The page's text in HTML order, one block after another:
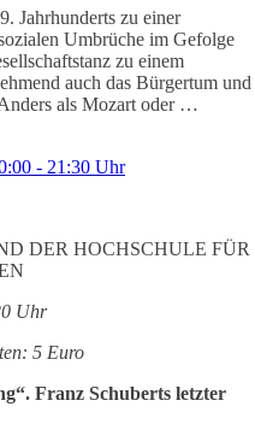
Jahrhunderts zu einer
Umbrüche im Gefolge
zu einem
auch das Bürgertum und
als Mozart oder …
- 21:30 Uhr
DER HOCHSCHULE FÜR
Uhr
5 Euro
Franz Schuberts letzter